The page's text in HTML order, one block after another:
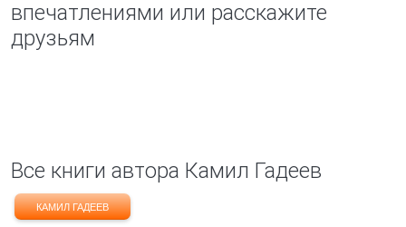
впечатлениями или расскажите
друзьям
Все книги автора Камил Гадеев
КАМИЛ ГАДЕЕВ